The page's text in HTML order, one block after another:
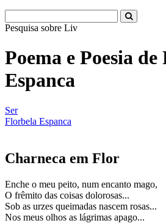
Pesquisa sobre Literatura
Poema e Poesia
Espanca
Ser
Florbela Espanca
Charneca em Flor
Enche o meu peito, num encanto mago,
O frêmito das coisas dolorosas...
Sob as urzes queimadas nascem rosas...
Nos meus olhos as lágrimas apago...